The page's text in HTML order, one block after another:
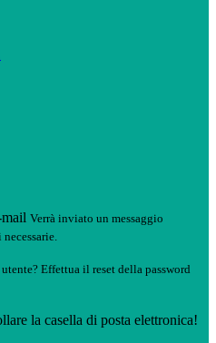
Verrà inviato un messaggio
Effettua il reset della password
la casella di posta elettronica!